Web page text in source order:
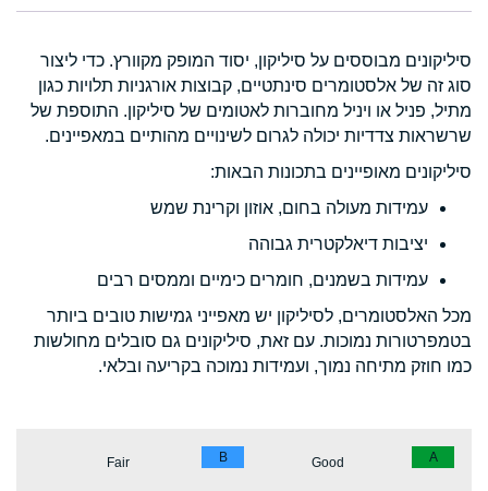
סיליקונים מבוססים על סיליקון, יסוד המופק מקוורץ. כדי ליצור
סוג זה של אלסטומרים סינתטיים, קבוצות אורגניות תלויות כגון
מתיל, פניל או ויניל מחוברות לאטומים של סיליקון. התוספת של
שרשראות צדדיות יכולה לגרום לשינויים מהותיים במאפיינים.
סיליקונים מאופיינים בתכונות הבאות:
עמידות מעולה בחום, אוזון וקרינת שמש
יציבות דיאלקטרית גבוהה
עמידות בשמנים, חומרים כימיים וממסים רבים
מכל האלסטומרים, לסיליקון יש מאפייני גמישות טובים ביותר
בטמפרטורות נמוכות. עם זאת, סיליקונים גם סובלים מחולשות
כמו חוזק מתיחה נמוך, ועמידות נמוכה בקריעה ובלאי.
A
Good
B
Fair